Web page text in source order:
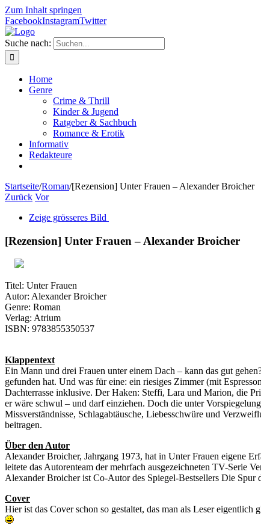
Zum Inhalt springen
FacebookInstagramTwitter
Suche nach:
Home
Genre
Crime & Thrill
Kinder & Jugend
Ratgeber & Sachbuch
Romance & Erotik
Informativ
Redakteure
Startseite/Roman/[Rezension] Unter Frauen – Alexander Broicher
Zurück Vor
Zeige grösseres Bild
[Rezension] Unter Frauen – Alexander Broicher
Titel: Unter Frauen
Autor: Alexander Broicher
Genre: Roman
Verlag: Atrium
ISBN: 9783855350537
Klappentext
Ein Mann und drei Frauen unter einem Dach – kann das gut
gefunden hat. Und was für eine: ein riesiges Zimmer (mit
Dachterrasse inklusive. Der Haken: Steffi, Lara und Marion, die
er wäre schwul – und darf einziehen. Doch die unter
Missverständnisse, Schlagabtäusche, Liebesschwüre und
beitragen.
Über den Autor
Alexander Broicher, Jahrgang 1973, hat in Unter Frauen eigene
leitete das Autorenteam der mehrfach ausgezeichneten TV-Serie
Alexander Broicher ist Co-Autor des Spiegel-Bestsellers Die
Cover
Hier ist das Cover schon so gestaltet, das man als Leser